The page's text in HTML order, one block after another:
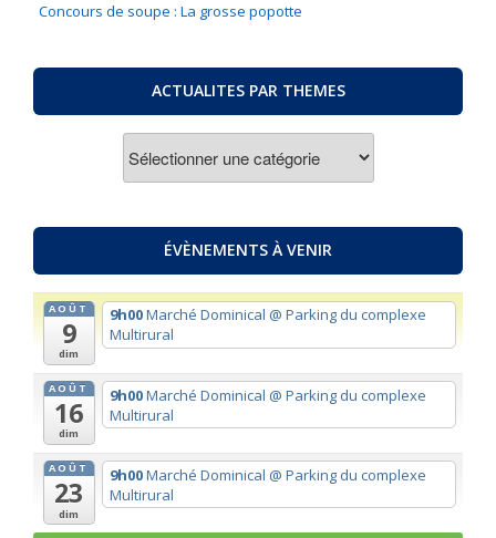
Concours de soupe : La grosse popotte
ACTUALITES PAR THEMES
ÉVÈNEMENTS À VENIR
AOÛT
9
dim
9h00Marché Dominical @ Parking du complexe
Multirural
AOÛT
16
dim
9h00Marché Dominical @ Parking du complexe
Multirural
AOÛT
23
dim
9h00Marché Dominical @ Parking du complexe
Multirural